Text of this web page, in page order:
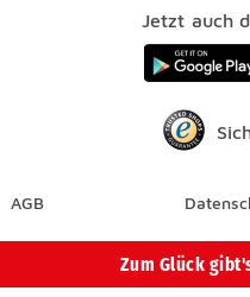
Jetzt auch
AGB
Zum Glück